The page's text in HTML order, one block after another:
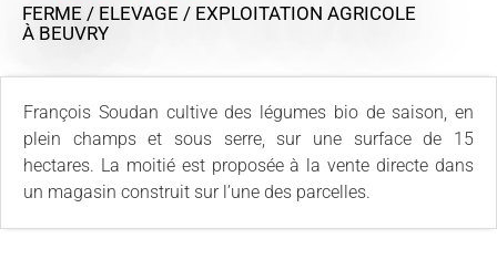
FERME / ELEVAGE / EXPLOITATION AGRICOLE
À BEUVRY
François Soudan cultive des légumes bio de saison, en
plein champs et sous serre, sur une surface de 15
hectares. La moitié est proposée à la vente directe dans
un magasin construit sur l’une des parcelles.